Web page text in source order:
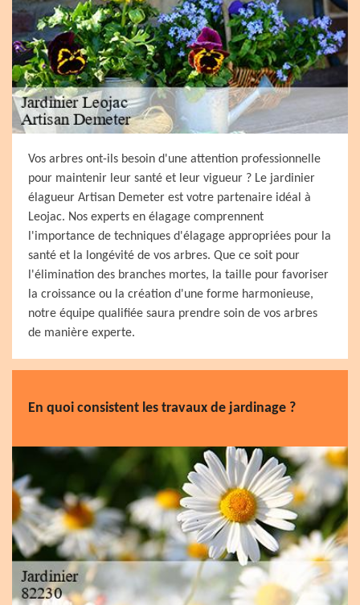
Vos arbres ont-ils besoin d'une attention professionnelle
pour maintenir leur santé et leur vigueur ? Le jardinier
élagueur Artisan Demeter est votre partenaire idéal à
Leojac. Nos experts en élagage comprennent
l'importance de techniques d'élagage appropriées pour la
santé et la longévité de vos arbres. Que ce soit pour
l'élimination des branches mortes, la taille pour favoriser
la croissance ou la création d'une forme harmonieuse,
notre équipe qualifiée saura prendre soin de vos arbres
de manière experte.
En quoi consistent les travaux de jardinage ?